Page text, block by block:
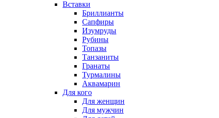
Вставки
Бриллианты
Сапфиры
Изумруды
Рубины
Топазы
Танзаниты
Гранаты
Турмалины
Аквамарин
Для кого
Для женщин
Для мужчин